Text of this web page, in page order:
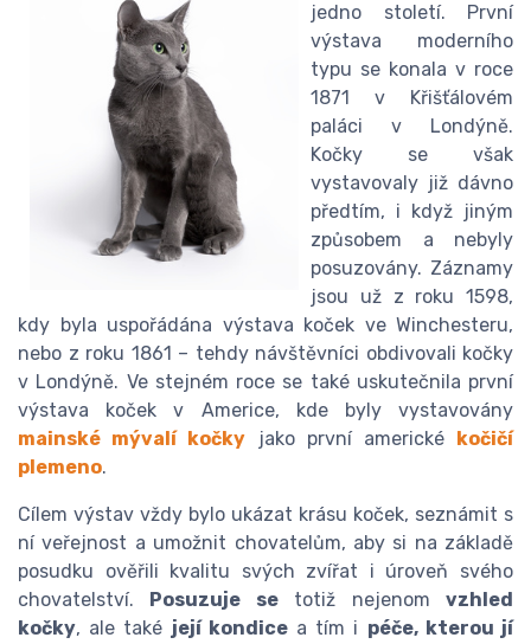
jedno století. První
výstava moderního
typu se konala v roce
1871 v Křišťálovém
paláci v Londýně.
Kočky se však
vystavovaly již dávno
předtím, i když jiným
způsobem a nebyly
posuzovány. Záznamy
jsou už z roku 1598,
kdy byla uspořádána výstava koček ve Winchesteru,
nebo z roku 1861 – tehdy návštěvníci obdivovali kočky
v Londýně. Ve stejném roce se také uskutečnila první
výstava koček v Americe, kde byly vystavovány
mainské mývalí kočky jako první americké kočičí
plemeno.
Cílem výstav vždy bylo ukázat krásu koček, seznámit s
ní veřejnost a umožnit chovatelům, aby si na základě
posudku ověřili kvalitu svých zvířat i úroveň svého
chovatelství. Posuzuje setotiž nejenomvzhled
kočky, ale také její kondicea tím i péče, kterou jí